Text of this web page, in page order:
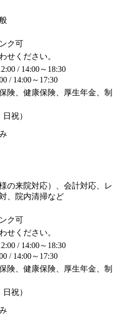
ク可
せください。
/ 14:00～18:30
/ 14:00～17:30
険、健康保険、厚生年金、制
祝）
の来院対応）、会計対応、レ
、院内清掃など
ク可
せください。
/ 14:00～18:30
/ 14:00～17:30
険、健康保険、厚生年金、制
祝）